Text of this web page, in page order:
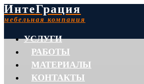
ИнтеГрация
мебельная компания
УСЛУГИ
РАБОТЫ
МАТЕРИАЛЫ
КОНТАКТЫ